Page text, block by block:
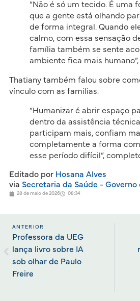
“Não é só um tecido. É uma
que a gente está olhando
de forma integral. Quando
calmo, com essa sensação
família também se sente
ambiente fica mais
Thatiany também falou sobre
vínculo com as famílias.
“Humanizar é abrir espaço
dentro da assistência
participam mais, confiam
completamente a forma
esse período difícil”,
Editado porHosana Alves
via Secretaria da Saúde - Governo
28 de maio de 2026 08:34
ANTERIOR
Professora da UEG
lança livro sobre IA
sob olhar de Paulo
Freire